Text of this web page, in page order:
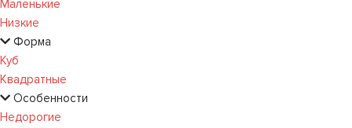
Маленькие
Низкие
Форма
Куб
Квадратные
Особенности
Недорогие